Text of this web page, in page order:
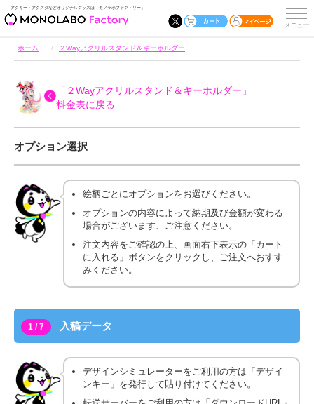
アクキー・アクスタなどオリジナルグッズは「モノラボファクトリー」
ホーム ２Wayアクリルスタンド＆キーホルダー
「２Wayアクリルスタンド＆キーホルダー」
料金表に戻る
オプション選択
絵柄ごとにオプションをお選びください。
オプションの内容によって納期及び金額が変わる
場合がございます、ご注意ください。
注文内容をご確認の上、画面右下表示の「カート
に入れる」ボタンをクリックし、ご注文へおすす
みください。
1 / 7 入稿データ
デザインシミュレーターをご利用の方は「デザイ
ンキー」を発行して貼り付けてください。